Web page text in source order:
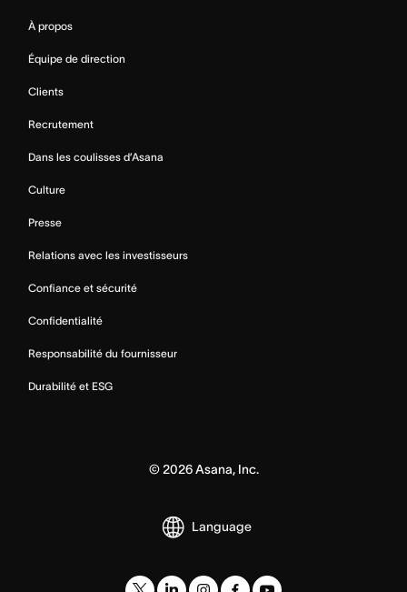
À propos
Équipe de direction
Clients
Recrutement
Dans les coulisses d’Asana
Culture
Presse
Relations avec les investisseurs
Confiance et sécurité
Confidentialité
Responsabilité du fournisseur
Durabilité et ESG
©2026Asana, Inc.
Language